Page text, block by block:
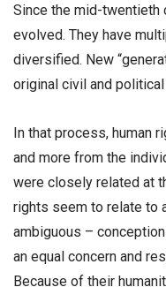
Since the mid-twentieth
evolved. They have
diversified. New
original civil and
In that process, human
and more from the
were closely related at
rights seem to relate to
ambiguous –
an equal concern and
Because of their